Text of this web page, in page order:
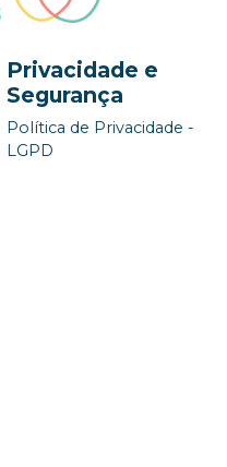
Privacidade e
Segurança
Política de Privacidade -
LGPD